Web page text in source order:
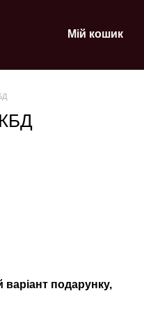
Мій кошик
варіант подарунку,